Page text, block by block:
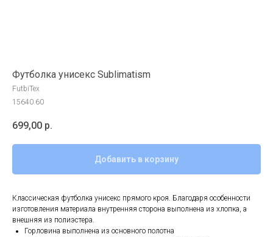
Футболка унисекс Sublimatism
FutbiTex
15640.60
699,00 р.
Добавить в корзину
Классическая футболка унисекс прямого кроя. Благодаря особенности
изготовления материала внутренняя сторона выполнена из хлопка, а
внешняя из полиэстера.
Горловина выполнена из основного полотна